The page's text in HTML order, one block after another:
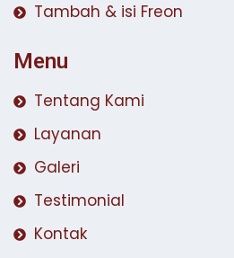
Tambah & isi Freon
Menu
Tentang Kami
Layanan
Galeri
Testimonial
Kontak